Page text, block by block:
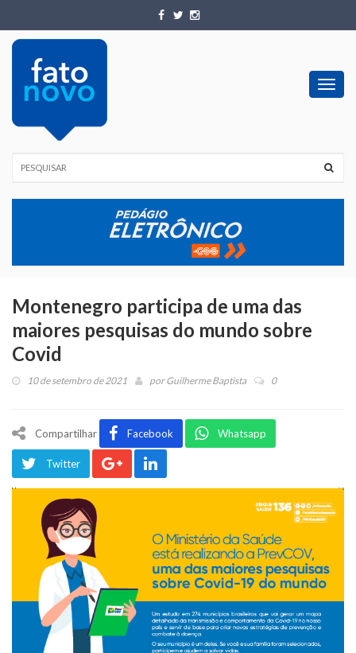
Montenegro participa de uma das
maiores pesquisas do mundo sobre
Covid
10 de setembro de 2021 porGuilherme Baptista 0
Compartilhar Facebook Whatsapp
Twitter